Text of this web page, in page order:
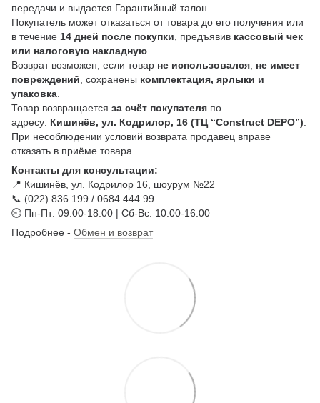
передачи и выдается Гарантийный талон.
Покупатель может отказаться от товара до его получения или
в течение 14 дней после покупки , предъявив кассовый чек
или налоговую накладную
Возврат возможен, если товар не использовался не имеет
повреждений , сохранены комплектация, ярлыки и
упаковка
Товар возвращается за счёт покупателя по
адресу: Кишинёв, ул. Кодрилор, 16 (ТЦ “Construct DEPO”)
При несоблюдении условий возврата продавец вправе
отказать в приёме товара.
Контакты для консультации:
📍 Кишинёв, ул. Кодрилор 16, шоурум №22
📞 (022) 836 199 / 0684 444 99
🕘 Пн-Пт: 09:00-18:00 | Сб-Вс: 10:00-16:00
Подробнее - Обмен и возврат